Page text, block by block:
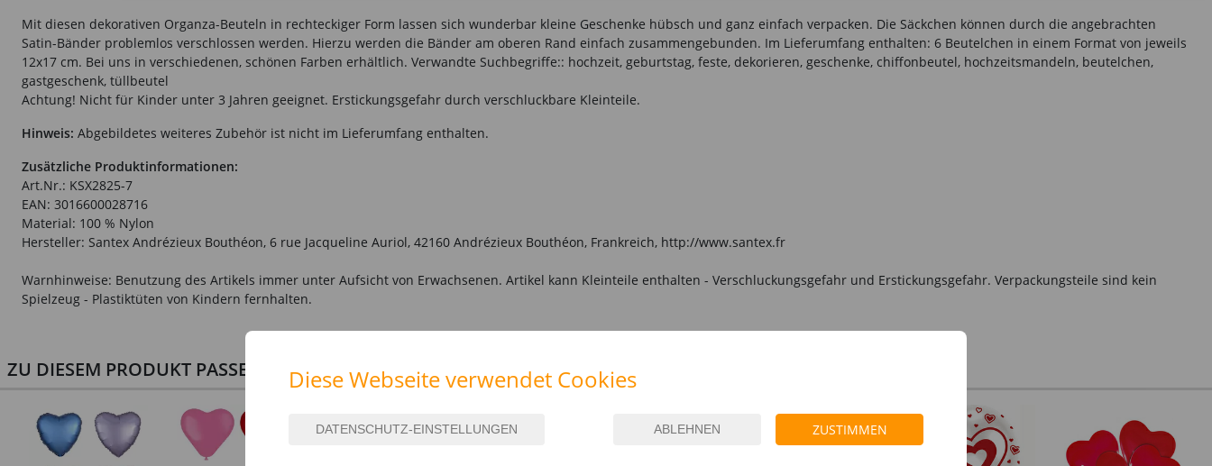
Mit diesen dekorativen Organza-Beuteln in rechteckiger Form lassen sich wunderbar kleine Geschenke hübsch und ganz einfach verpacken. Die Säckchen können durch die angebrachten
Satin-Bänder problemlos verschlossen werden. Hierzu werden die Bänder am oberen Rand einfach zusammengebunden. Im Lieferumfang enthalten: 6 Beutelchen in einem Format von jeweils
12x17 cm. Bei uns in verschiedenen, schönen Farben erhältlich. Verwandte Suchbegriffe:: hochzeit, geburtstag, feste, dekorieren, geschenke, chiffonbeutel, hochzeitsmandeln, beutelchen,
gastgeschenk, tüllbeutel
Achtung! Nicht für Kinder unter 3 Jahren geeignet. Erstickungsgefahr durch verschluckbare Kleinteile.
Hinweis: Abgebildetes weiteres Zubehör ist nicht im Lieferumfang enthalten.
Zusätzliche Produktinformationen:
Art.Nr.: KSX2825-7
EAN: 3016600028716
Material: 100 % Nylon
Hersteller: Santex Andrézieux Bouthéon, 6 rue Jacqueline Auriol, 42160 Andrézieux Bouthéon, Frankreich, http://www.santex.fr
Warnhinweise: Benutzung des Artikels immer unter Aufsicht von Erwachsenen. Artikel kann Kleinteile enthalten - Verschluckungsgefahr und Erstickungsgefahr. Verpackungsteile sind kein
Spielzeug - Plastiktüten von Kindern fernhalten.
ZU DIESEM PRODUKT PASSEN AUCH PERFEKT DIESE ARTIKEL
%
Diese Webseite verwendet Cookies
ZUSTIMMEN